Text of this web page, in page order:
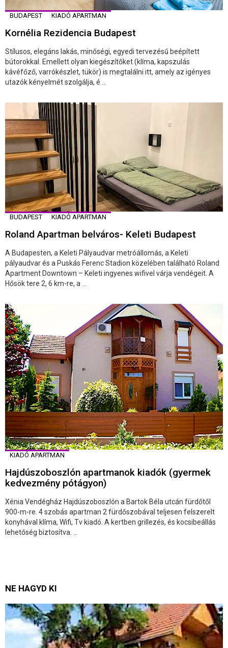
BUDAPEST KIADÓ APARTMAN
Kornélia Rezidencia Budapest
Stílusos, elegáns lakás, minőségi, egyedi tervezésű beépített
bútorokkal. Emellett olyan kiegészítőket (klíma, kapszulás
kávéfőző, varrókészlet, tükör) is megtalálni itt, amely az igényes
utazók kényelmét szolgálja, é ...
BUDAPEST KIADÓ APARTMAN
Roland Apartman belváros- Keleti Budapest
A Budapesten, a Keleti Pályaudvar metróállomás, a Keleti
pályaudvar és a Puskás Ferenc Stadion közelében található Roland
Apartment Downtown – Keleti ingyenes wifivel várja vendégeit. A
Hősök tere 2, 6 km-re, a ...
KIADÓ APARTMAN
Hajdúszoboszlón apartmanok kiadók (gyermek
kedvezmény pótágyon)
Xénia Vendégház Hajdúszoboszlón a Bartok Béla utcán fürdőtől
900-m-re. 4 szobás apartman 2 fürdőszobával teljesen felszerelt
konyhával klíma, Wifi, Tv kiadó. A kertben grillezés, és kocsibeállás
lehetőség biztosítva. ...
NE HAGYD KI